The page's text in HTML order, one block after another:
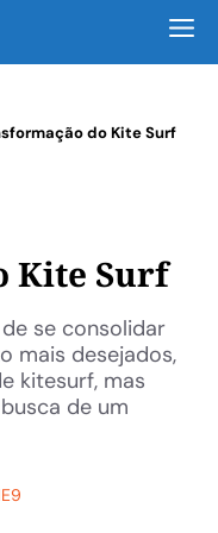
do Kite Surf
Kite Surf
se consolidar
mais desejados,
kitesurf, mas
de um